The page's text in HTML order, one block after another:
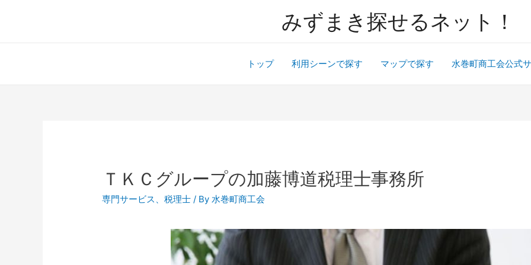
みずまき探せるネット！
トップ 利用シーンで探す マップで探す 水巻町商工会公式
ＴＫＣグループの加藤博道税理士事務所
専門サービス 、税理士 / By水巻町商工会